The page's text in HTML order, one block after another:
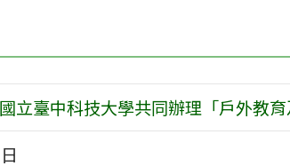
立臺中科技大學共同辦理「戶外教